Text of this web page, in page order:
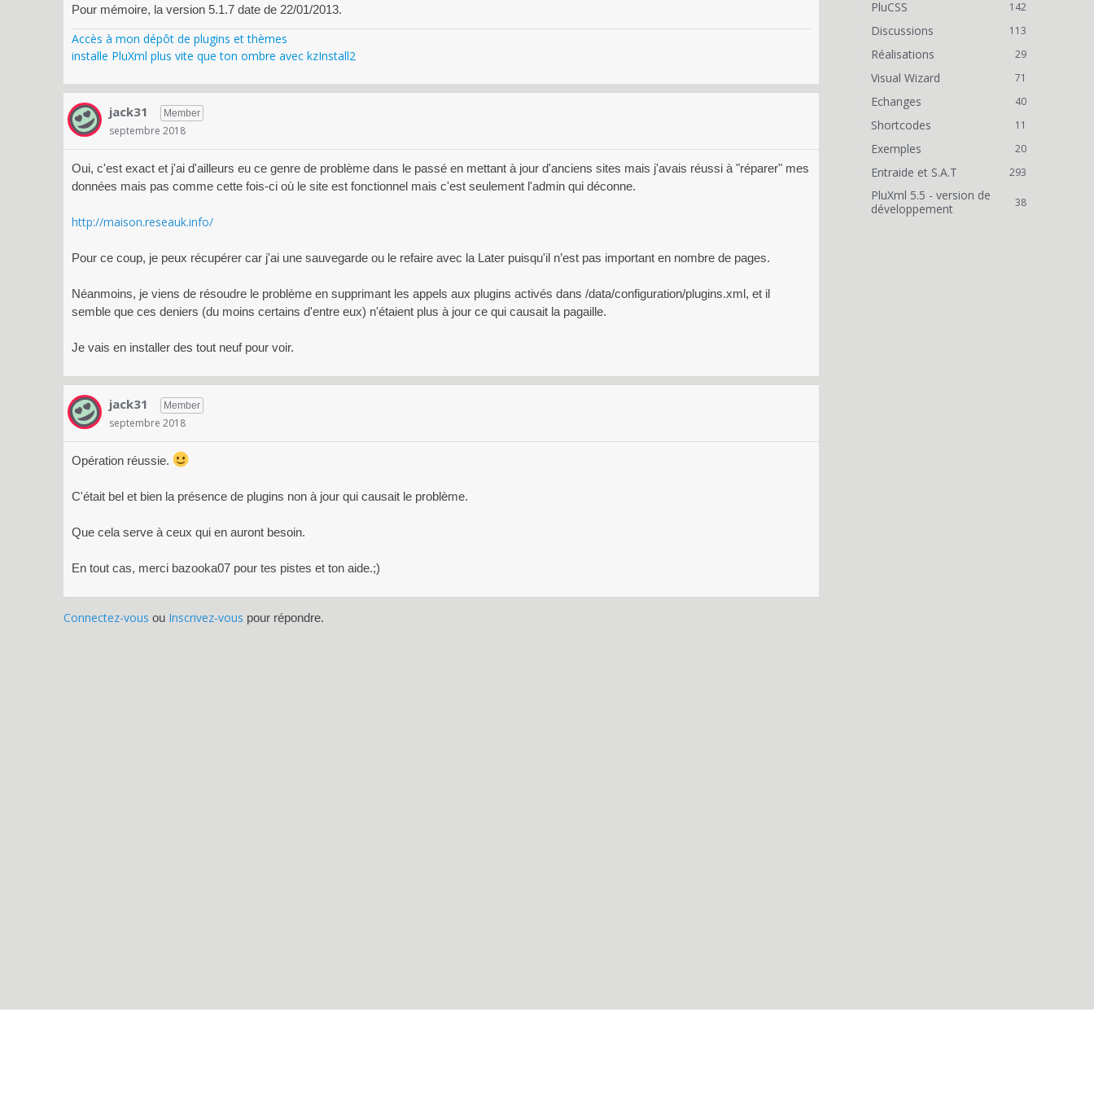
Pour mémoire, la version 5.1.7 date de 22/01/2013.
Accès à mon dépôt de plugins et thèmes
installe PluXml plus vite que ton ombre avec kzInstall2
jack31 Member
septembre 2018
Oui, c'est exact et j'ai d'ailleurs eu ce genre de problème dans le passé en mettant à jour d'anciens sites mais j'avais réussi à "réparer" mes
données mais pas comme cette fois-ci où le site est fonctionnel mais c'est seulement l'admin qui déconne.
http://maison.reseauk.info/
Pour ce coup, je peux récupérer car j'ai une sauvegarde ou le refaire avec la Later puisqu'il n’est pas important en nombre de pages.
Néanmoins, je viens de résoudre le problème en supprimant les appels aux plugins activés dans /data/configuration/plugins.xml, et il
semble que ces deniers (du moins certains d'entre eux) n'étaient plus à jour ce qui causait la pagaille.
Je vais en installer des tout neuf pour voir.
jack31 Member
septembre 2018
Opération réussie.
C'était bel et bien la présence de plugins non à jour qui causait le problème.
Que cela serve à ceux qui en auront besoin.
En tout cas, merci bazooka07 pour tes pistes et ton aide.;)
Connectez-vous ou Inscrivez-vous pour répondre.
142
PluCSS
113
Discussions
29
Réalisations
71
Visual Wizard
40
Echanges
11
Shortcodes
20
Exemples
293
Entraide et S.A.T
38
PluXml 5.5 - version de
développement